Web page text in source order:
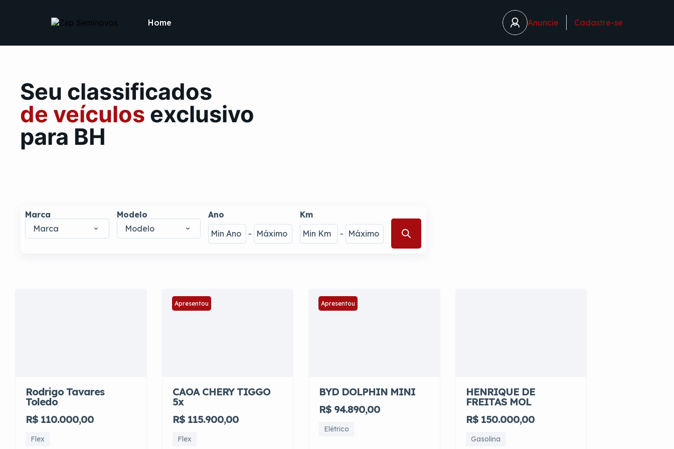
Home Anuncie Cadastre-se
Seu classificados
de veículos exclusivo
para BH
Marca
Marca
Modelo
Modelo
Ano
-
Km
-
Rodrigo Tavares
Toledo
R$ 110.000,00
Flex
Apresentou
CAOA CHERY TIGGO
5x
R$ 115.900,00
Flex
Apresentou
BYD DOLPHIN MINI
R$ 94.890,00
Elétrico
HENRIQUE DE
FREITAS MOL
R$ 150.000,00
Gasolina